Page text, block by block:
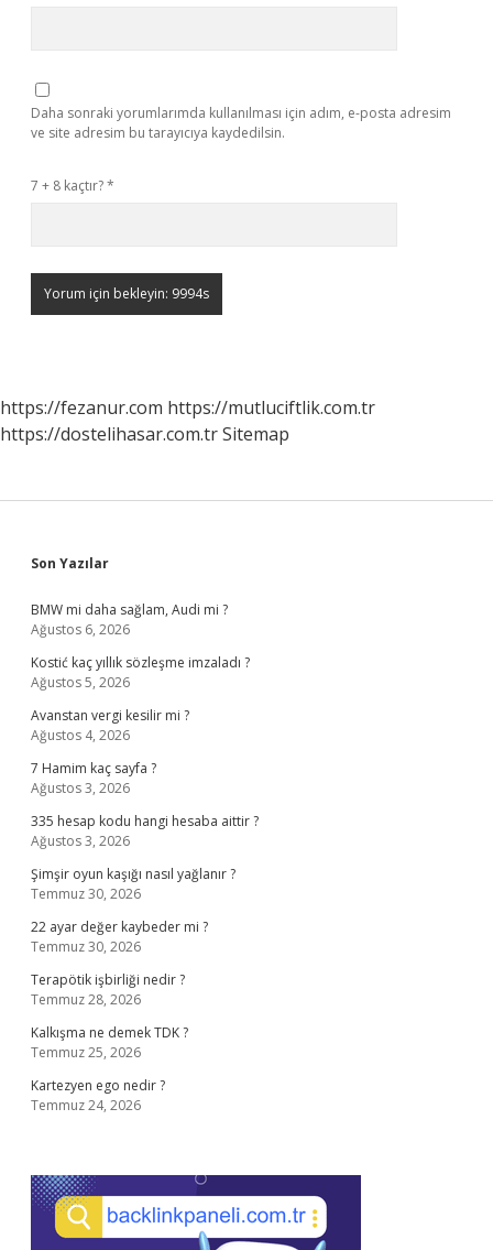
Daha sonraki yorumlarımda kullanılması için adım, e-posta adresim
ve site adresim bu tarayıcıya kaydedilsin.
7 + 8 kaçtır?*
https://fezanur.com https://mutluciftlik.com.tr
https://dostelihasar.com.trSitemap
Sidebar
Son Yazılar
BMW mi daha sağlam, Audi mi ?
Ağustos 6, 2026
Kostić kaç yıllık sözleşme imzaladı ?
Ağustos 5, 2026
Avanstan vergi kesilir mi ?
Ağustos 4, 2026
7 Hamim kaç sayfa ?
Ağustos 3, 2026
335 hesap kodu hangi hesaba aittir ?
Ağustos 3, 2026
Şimşir oyun kaşığı nasıl yağlanır ?
Temmuz 30, 2026
22 ayar değer kaybeder mi ?
Temmuz 30, 2026
Terapötik işbirliği nedir ?
Temmuz 28, 2026
Kalkışma ne demek TDK ?
Temmuz 25, 2026
Kartezyen ego nedir ?
Temmuz 24, 2026